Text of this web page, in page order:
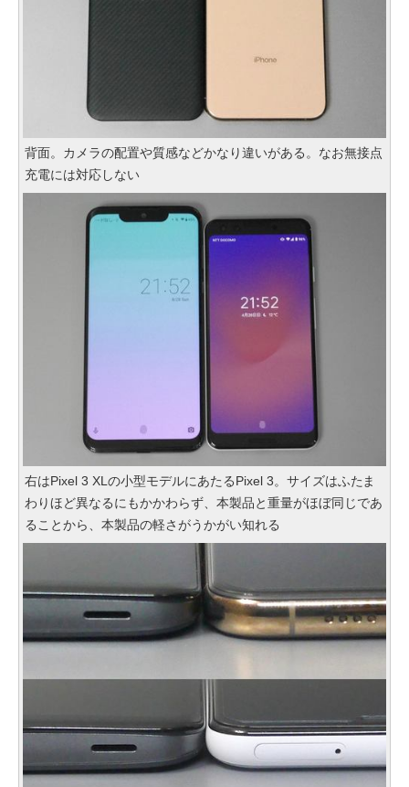
背面。カメラの配置や質感などかなり違いがある。なお無接点
充電には対応しない
右はPixel 3 XLの小型モデルにあたるPixel 3。サイズはふたま
わりほど異なるにもかかわらず、本製品と重量がほぼ同じであ
ることから、本製品の軽さがうかがい知れる